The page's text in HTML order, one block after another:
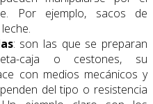
Por ejemplo, sacos de
: son las que se preparan
caja o cestones, su
con medios mecánicos y
del tipo o resistencia